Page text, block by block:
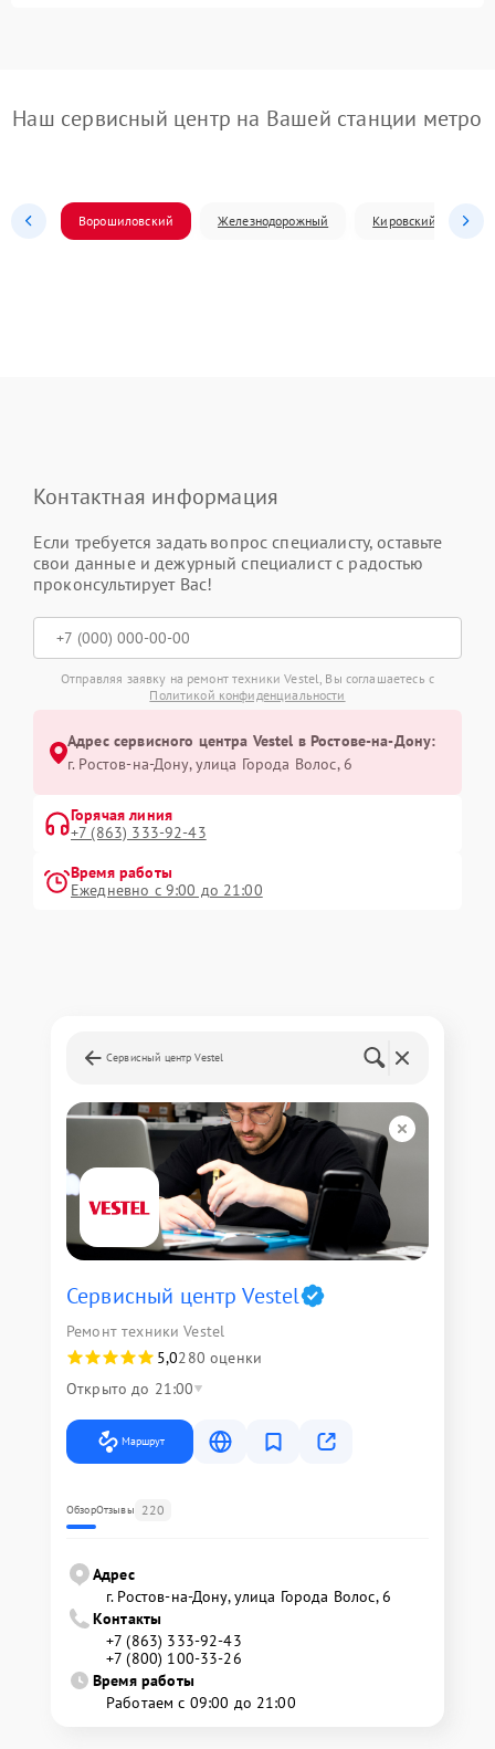
Наш сервисный центр на Вашей станции метро
Ворошиловский Железнодорожный Кировский
Контактная информация
Если требуется задать вопрос специалисту, оставьте
свои данные и дежурный специалист с радостью
проконсультирует Вас!
Отправляя заявку на ремонт техники Vestel, Вы соглашаетесь с
Политикой конфиденциальности
Адрес сервисного центра Vestel в Ростове-на-Дону:
г. Ростов-на-Дону, улица Города Волос, 6
Горячая линия
+7 (863) 333-92-43
Время работы
Ежедневно с 9:00 до 21:00
Сервисный центр Vestel
Сервисный центр Vestel
Ремонт техники Vestel
5,0280 оценки
Открыто до 21:00
Маршрут
ОбзорОтзывы 220
Адрес
г. Ростов-на-Дону, улица Города Волос, 6
Контакты
+7 (863) 333-92-43
+7 (800) 100-33-26
Время работы
Работаем с 09:00 до 21:00